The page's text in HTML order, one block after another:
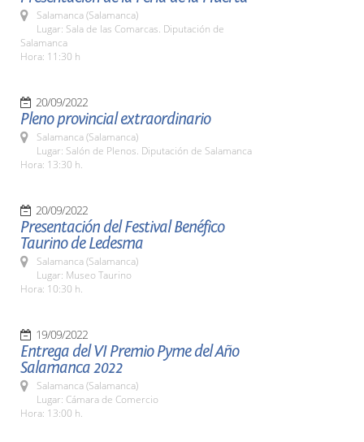
Salamanca (Salamanca)
Lugar: Sala de las Comarcas. Diputación de
Salamanca
Hora: 11:30 h
20/09/2022
Pleno provincial extraordinario
Salamanca (Salamanca)
Lugar: Salón de Plenos. Diputación de Salamanca
Hora: 13:30 h.
20/09/2022
Presentación del Festival Benéfico
Taurino de Ledesma
Salamanca (Salamanca)
Lugar: Museo Taurino
Hora: 10:30 h.
19/09/2022
Entrega del VI Premio Pyme del Año
Salamanca 2022
Salamanca (Salamanca)
Lugar: Cámara de Comercio
Hora: 13:00 h.